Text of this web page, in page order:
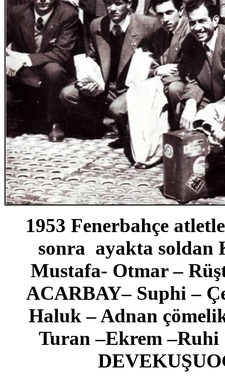
1953 Fenerbahçe
sonra ayakta soldan
Mustafa- Otmar –
ACARBAY– Suphi –
Haluk – Adnan
Turan –Ekrem